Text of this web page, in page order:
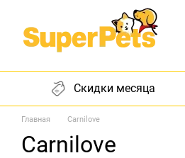
Перейти к основному контенту
Скидки месяца
Главная Carnilove
Carnilove